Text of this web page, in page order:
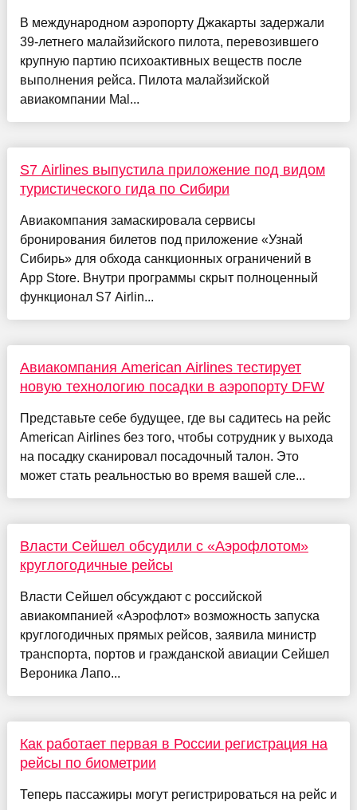
В международном аэропорту Джакарты задержали
39-летнего малайзийского пилота, перевозившего
крупную партию психоактивных веществ после
выполнения рейса. Пилота малайзийской
авиакомпании Mal...
S7 Airlines выпустила приложение под видом
туристического гида по Сибири
Авиакомпания замаскировала сервисы
бронирования билетов под приложение «Узнай
Сибирь» для обхода санкционных ограничений в
App Store. Внутри программы скрыт полноценный
функционал S7 Airlin...
Авиакомпания American Airlines тестирует
новую технологию посадки в аэропорту DFW
Представьте себе будущее, где вы садитесь на рейс
American Airlines без того, чтобы сотрудник у выхода
на посадку сканировал посадочный талон. Это
может стать реальностью во время вашей сле...
Власти Сейшел обсудили с «Аэрофлотом»
круглогодичные рейсы
Власти Сейшел обсуждают с российской
авиакомпанией «Аэрофлот» возможность запуска
круглогодичных прямых рейсов, заявила министр
транспорта, портов и гражданской авиации Сейшел
Вероника Лапо...
Как работает первая в России регистрация на
рейсы по биометрии
Теперь пассажиры могут регистрироваться на рейс и